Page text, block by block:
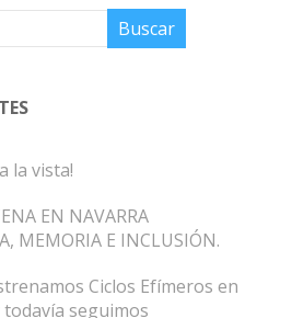
la vista!
EN NAVARRA
MEMORIA E INCLUSIÓN.
Ciclos Efímeros en
seguimos